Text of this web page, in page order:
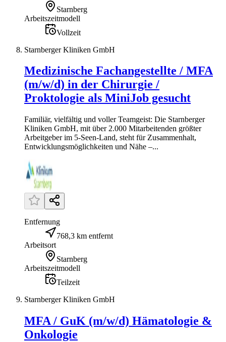
Starnberg
Arbeitszeitmodell
Vollzeit
Starnberger Kliniken GmbH
Medizinische Fachangestellte / MFA
(m/w/d) in der Chirurgie /
Proktologie als MiniJob gesucht
Familiär, vielfältig und voller Teamgeist: Die Starnberger
Kliniken GmbH, mit über 2.000 Mitarbeitenden größter
Arbeitgeber im 5-Seen-Land, steht für Zusammenhalt,
Entwicklungsmöglichkeiten und Nähe –...
Entfernung
768,3 km entfernt
Arbeitsort
Starnberg
Arbeitszeitmodell
Teilzeit
Starnberger Kliniken GmbH
MFA / GuK (m/w/d) Hämatologie &
Onkologie